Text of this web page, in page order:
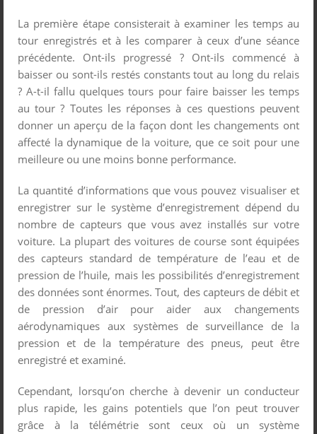
La première étape consisterait à examiner les temps au
tour enregistrés et à les comparer à ceux d’une séance
précédente. Ont-ils progressé ? Ont-ils commencé à
baisser ou sont-ils restés constants tout au long du relais
? A-t-il fallu quelques tours pour faire baisser les temps
au tour ? Toutes les réponses à ces questions peuvent
donner un aperçu de la façon dont les changements ont
affecté la dynamique de la voiture, que ce soit pour une
meilleure ou une moins bonne performance.
La quantité d’informations que vous pouvez visualiser et
enregistrer sur le système d’enregistrement dépend du
nombre de capteurs que vous avez installés sur votre
voiture. La plupart des voitures de course sont équipées
des capteurs standard de température de l’eau et de
pression de l’huile, mais les possibilités d’enregistrement
des données sont énormes. Tout, des capteurs de débit et
de pression d’air pour aider aux changements
aérodynamiques aux systèmes de surveillance de la
pression et de la température des pneus, peut être
enregistré et examiné.
Cependant, lorsqu’on cherche à devenir un conducteur
plus rapide, les gains potentiels que l’on peut trouver
grâce à la télémétrie sont ceux où un système